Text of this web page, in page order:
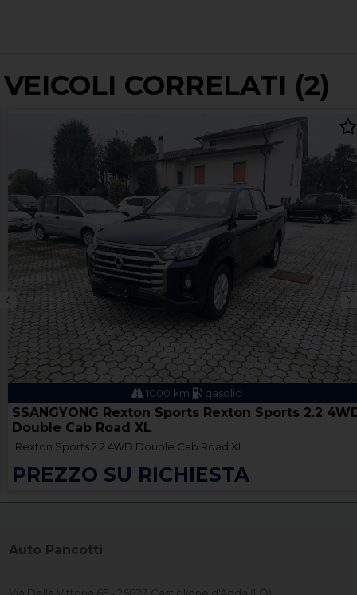
VEICOLI CORRELATI (2)
1000 km gasolio
SSANGYONG Rexton Sports Rexton Sports 2.2
Double Cab Road XL
Rexton Sports 2.2 4WD Double Cab Road XL
PREZZO SU RICHIESTA
Auto Pancotti
Via Della Vittoria 65 - 26823 Castiglione d'Adda (LO)